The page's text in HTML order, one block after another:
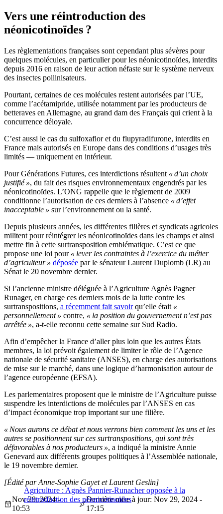
Vers une réintroduction des
néonicotinoïdes ?
Les règlementations françaises sont cependant plus sévères pour
quelques molécules, en particulier pour les néonicotinoïdes, interdits
depuis 2016 en raison de leur action néfaste sur le système nerveux
des insectes pollinisateurs.
Pourtant, certaines de ces molécules restent autorisées par l’UE,
comme l’acétamipride, utilisée notamment par les producteurs de
betteraves en Allemagne, au grand dam des Français qui crient à la
concurrence déloyale.
C’est aussi le cas du sulfoxaflor et du flupyradifurone, interdits en
France mais autorisés en Europe dans des conditions d’usages très
limités — uniquement en intérieur.
Pour Générations Futures, ces interdictions résultent « d’un choix
justifié », du fait des risques environnementaux engendrés par les
néonicotinoïdes. L’ONG rappelle que le règlement de 2009
conditionne l’autorisation de ces derniers à l’absence « d’effet
inacceptable » sur l’environnement ou la santé.
Depuis plusieurs années, les différentes filières et syndicats agricoles
militent pour réintégrer les néonicotinoïdes dans les champs et ainsi
mettre fin à cette surtransposition emblématique. C’est ce que
propose une loi pour « lever les contraintes à l’exercice du métier
d’agriculteur » déposée par le sénateur Laurent Duplomb (LR) au
Sénat le 20 novembre dernier.
Si l’ancienne ministre déléguée à l’Agriculture Agnès Pagner
Runager, en charge ces derniers mois de la lutte contre les
surtranspositions, a récemment fait savoirqu’elle était «
personnellement » contre, « la position du gouvernement n’est pas
arrêtée », a-t-elle reconnu cette semaine sur Sud Radio.
Afin d’empêcher la France d’aller plus loin que les autres États
membres, la loi prévoit également de limiter le rôle de l’Agence
nationale de sécurité sanitaire (ANSES), en charge des autorisations
de mise sur le marché, dans une logique d’harmonisation autour de
l’agence européenne (EFSA).
Les parlementaires proposent que le ministre de l’Agriculture puisse
suspendre les interdictions de molécules par l’ANSES en cas
d’impact économique trop important sur une filière.
« Nous aurons ce débat et nous verrons bien comment les uns et les
autres se positionnent sur ces surtranspositions, qui sont très
défavorables à nos producteurs », a indiqué la ministre Annie
Genevard aux différents groupes politiques à l’Assemblée nationale,
le 19 novembre dernier.
Agriculture : Agnès Pannier-Runacher opposée à la
réintroduction des néonicotinoïdes
[Édité par Anne-Sophie Gayet et Laurent Geslin]
Nov 29, 2024 -
10:53
Dernière mise à jour: Nov 29, 2024 -
17:15